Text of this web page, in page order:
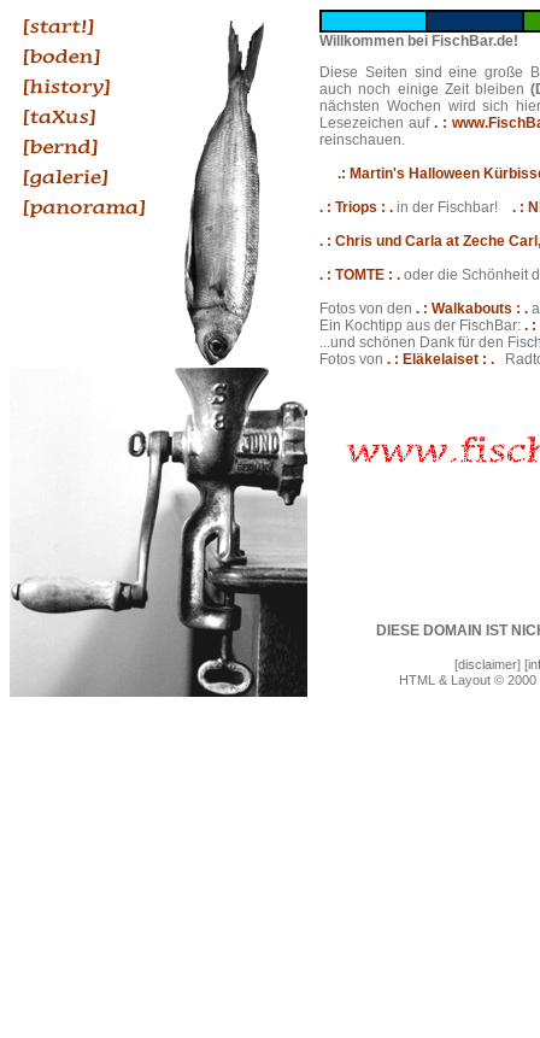
Willkommen bei FischBar.de!
Diese Seiten sind eine große
auch noch einige Zeit bleiben
nächsten Wochen wird sich
Lesezeichen auf . :
reinschauen.
.: Martin's Halloween
. : Triops : . in der Fischbar! . :
. : Chris und Carla at Zeche
. : TOMTE : . oder die
Fotos von den . : Walkabouts : .
Ein Kochtipp aus der FischBar: . :
...und schönen Dank für den
Fotos von . : Eläkelaiset : .
DIESE DOMAIN IST
[disclaimer]
HTML & Layout ©